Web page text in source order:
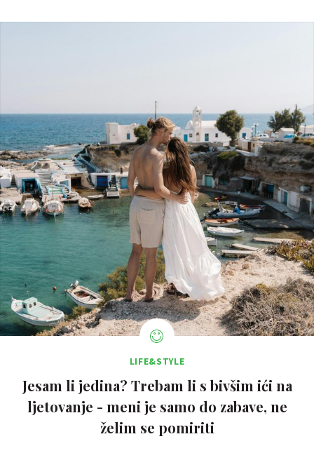
LIFE&STYLE
Jesam li jedina? Trebam li s bivšim ići na
ljetovanje - meni je samo do zabave, ne
želim se pomiriti